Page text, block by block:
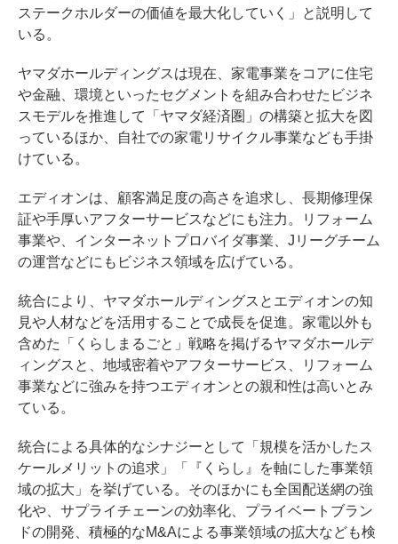
ステークホルダーの価値を最大化していく」と説明して
いる。
ヤマダホールディングスは現在、家電事業をコアに住宅
や金融、環境といったセグメントを組み合わせたビジネ
スモデルを推進して「ヤマダ経済圏」の構築と拡大を図
っているほか、自社での家電リサイクル事業なども手掛
けている。
エディオンは、顧客満足度の高さを追求し、長期修理保
証や手厚いアフターサービスなどにも注力。リフォーム
事業や、インターネットプロバイダ事業、Jリーグチーム
の運営などにもビジネス領域を広げている。
統合により、ヤマダホールディングスとエディオンの知
見や人材などを活用することで成長を促進。家電以外も
含めた「くらしまるごと」戦略を掲げるヤマダホールデ
ィングスと、地域密着やアフターサービス、リフォーム
事業などに強みを持つエディオンとの親和性は高いとみ
ている。
統合による具体的なシナジーとして「規模を活かしたス
ケールメリットの追求」「『くらし』を軸にした事業領
域の拡大」を挙げている。そのほかにも全国配送網の強
化や、サプライチェーンの効率化、プライベートブラン
ドの開発、積極的なM&Aによる事業領域の拡大なども検